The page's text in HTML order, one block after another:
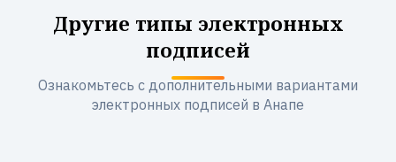
Другие типы электронных
подписей
Ознакомьтесь с дополнительными вариантами
электронных подписей в Анапе